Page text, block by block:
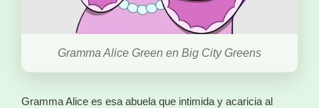
Gramma Alice Green en Big City Greens
Gramma Alice es esa abuela que intimida y acaricia al